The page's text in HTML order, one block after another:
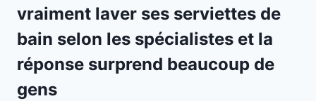
vraiment laver ses serviettes de
bain selon les spécialistes et la
réponse surprend beaucoup de
gens